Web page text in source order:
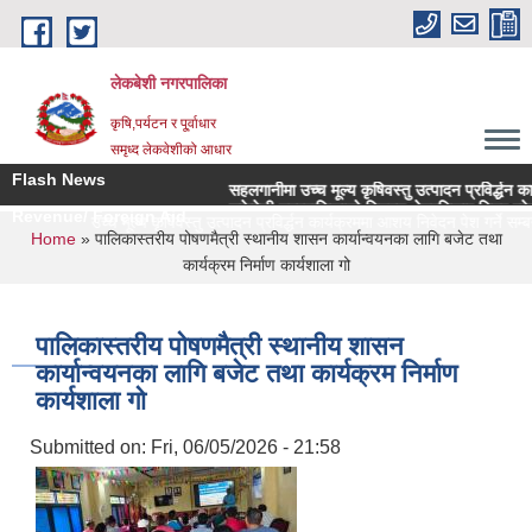
Skip to main content
लेकबेशी नगरपालिका
कृषि,पर्यटन र पू्र्वाधार
समृध्द लेकवेशीको आधार
Flash News
सहलगानीमा उच्च मूल्य कृषिवस्तु उत्पादन प्रविर्द्धन
लकेवेशी नगरपालिकाको नियमन क्षेत्रधिकार भित्र रहेका
You are here
Home» पालिकास्तरीय पोषणमैत्री स्थानीय शासन कार्यान्वयनका लागि बजेट तथा
कार्यक्रम निर्माण कार्यशाला गो
पालिकास्तरीय पोषणमैत्री स्थानीय शासन
कार्यान्वयनका लागि बजेट तथा कार्यक्रम निर्माण
कार्यशाला गो
Submitted on: Fri, 06/05/2026 - 21:58